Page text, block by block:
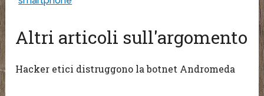
Altri articoli sull'argomento
Hacker etici distruggono la botnet Andromeda